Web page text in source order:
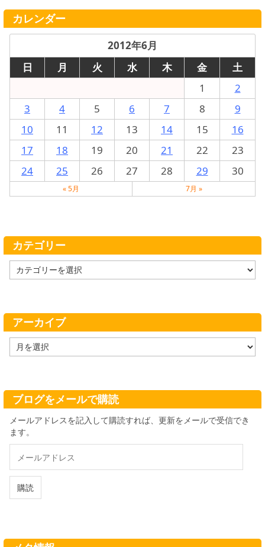
カレンダー
2012年6月
日
月 火 水 木 金
土
1
2
3
4 5 6 7 8
9
10
11 12 13 14 15
16
17
18 19 20 21 22
23
24
25 26 27 28 29 30
« 5月 7月 »
カテゴリー
テ
ー
アーカイブ
ー
ブ
ブログをメールで購読
メールアドレスを記入して購読すれば、更新をメールで受信でき
ます。
ル
ド
購読